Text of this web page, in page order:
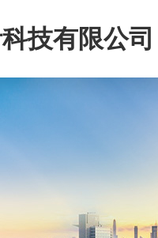
技有限公司